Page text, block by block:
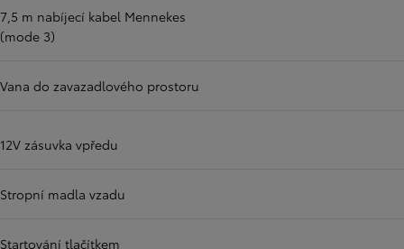
7,5 m nabíjecí kabel Mennekes
(mode 3)
Vana do zavazadlového prostoru
12V zásuvka vpředu
Stropní madla vzadu
Startování tlačítkem